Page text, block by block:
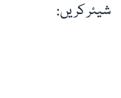
شیئر کریں: